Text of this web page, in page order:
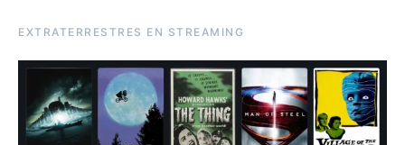
EXTRATERRESTRES EN STREAMING